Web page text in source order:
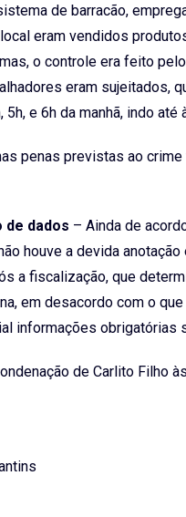
de barracão,
eram vendidos
o controle era feito
eram sujeitados,
e 6h da manhã, indo até
penas previstas ao
dados – Ainda de
houve a devida
a fiscalização, que
em desacordo com o
informações obrigatórias
de Carlito Filho